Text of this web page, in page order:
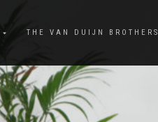
THE VAN DUIJN BROTHERS